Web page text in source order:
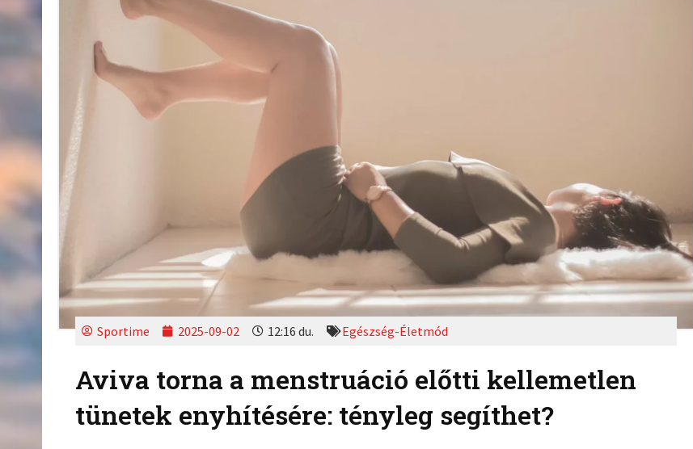
Sportime 2025-09-02 12:16 du. Egészség-Életmód
Aviva torna a menstruáció előtti kellemetlen
tünetek enyhítésére: tényleg segíthet?